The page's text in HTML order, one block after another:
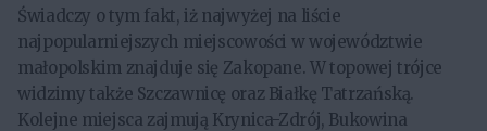
Świadczy o tym fakt, iż najwyżej na liście
najpopularniejszych miejscowości w województwie
małopolskim znajduje się Zakopane. W topowej trójce
widzimy także Szczawnicę oraz Białkę Tatrzańską.
Kolejne miejsca zajmują Krynica-Zdrój, Bukowina